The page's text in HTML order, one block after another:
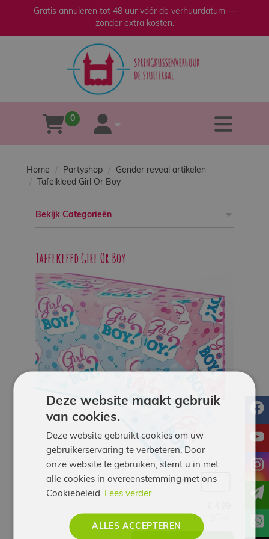
Gratis annuleren tot 48 uur vóór de verhuurdatum —
zonder extra kosten.
winkelwagen
0
account
×sluiten
Verkoop
Over
Veilig
Werken
Contact
Indoor
Springparadijs
Home Partyshop
Gender reveal artikelen
Tafelkleed Girl Or Boy
Bekijk Categorieën
Tafelkleed Girl Or Boy
Aantal:
incl. BTW
Deze website maakt gebruik
van cookies.
Deze website gebruikt cookies om uw
gebruikerservaring te verbeteren. Door
onze website te gebruiken, stemt u in met
alle cookies in overeenstemming met ons
Cookiebeleid. Lees verder
ALLES ACCEPTEREN